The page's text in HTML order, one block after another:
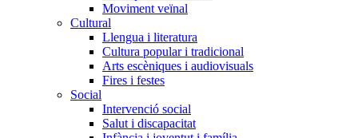
Moviment veïnal
Cultural
Llengua i literatura
Cultura popular i tradicional
Arts escèniques i audiovisuals
Fires i festes
Social
Intervenció social
Salut i discapacitat